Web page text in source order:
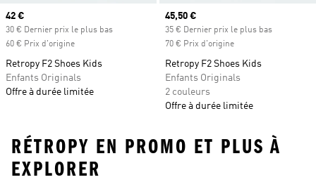
Prix actuel
42 €
30 € Dernier prix le plus bas
60 € Prix d'origine
Retropy F2 Shoes Kids
Enfants Originals
Offre à durée limitée
Prix actuel
45,50 €
35 € Dernier prix le plus bas
70 € Prix d'origine
Retropy F2 Shoes Kids
Enfants Originals
2 couleurs
Offre à durée limitée
RÉTROPY EN PROMO ET PLUS À
EXPLORER